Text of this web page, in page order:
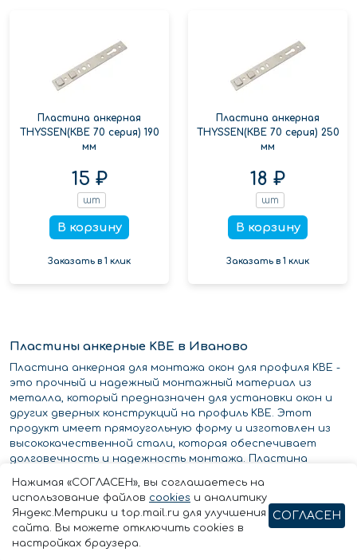
Пластина анкерная
THYSSEN(КВЕ 70 серия) 190
мм
15 ₽
шт
В корзину
Заказать в 1 клик
Пластина анкерная
THYSSEN(КВЕ 70 серия) 250
мм
18 ₽
шт
В корзину
Заказать в 1 клик
Пластины анкерные KBE в Иваново
Пластина анкерная для монтажа окон для профиля KBE -
это прочный и надежный монтажный материал из
металла, который предназначен для установки окон и
других дверных конструкций на профиль KBE. Этот
продукт имеет прямоугольную форму и изготовлен из
высококачественной стали, которая обеспечивает
долговечность и надежность монтажа. Пластина
предоставляет высокую устойчивость к коррозии и
имеет отличные механические свойства, позволяющие
использовать ее для монтажа конструкций из алюминия,
пластика и других материалов.
Нажимая «СОГЛАСЕН», вы соглашаетесь на
использование файлов cookies и аналитику
Яндекс.Метрики и top.mail.ru для улучшения
сайта. Вы можете отключить cookies в
настройках браузера.
СОГЛАСЕН